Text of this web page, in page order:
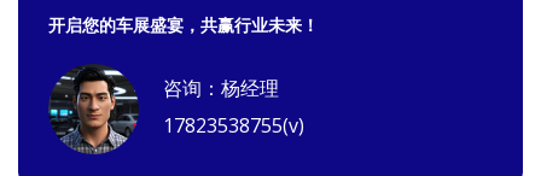
开启您的车展盛宴，共赢行业未来！
咨询：杨经理
17823538755(v)